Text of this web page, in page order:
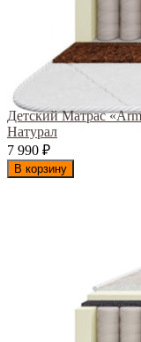
Детский Матрас
Натурал
7 990 ₽
В корзину